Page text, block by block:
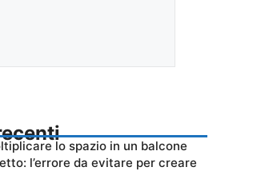
lo spazio in un balcone
l’errore da evitare per creare